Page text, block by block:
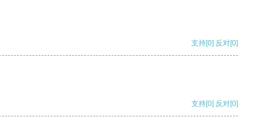
支持[0] 反对[0]
支持[0] 反对[0]